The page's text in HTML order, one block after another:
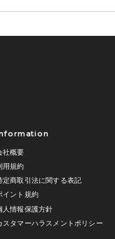
社概要
用規約
定商取引法に関する表記
イント規約
人情報保護方針
スタマーハラスメントポリシー